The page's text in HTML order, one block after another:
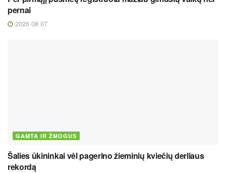
pernai
2026 08 07
GAMTA IR ŽMOGUS
Šalies ūkininkai vėl pagerino žieminių kviečių derliaus
rekordą